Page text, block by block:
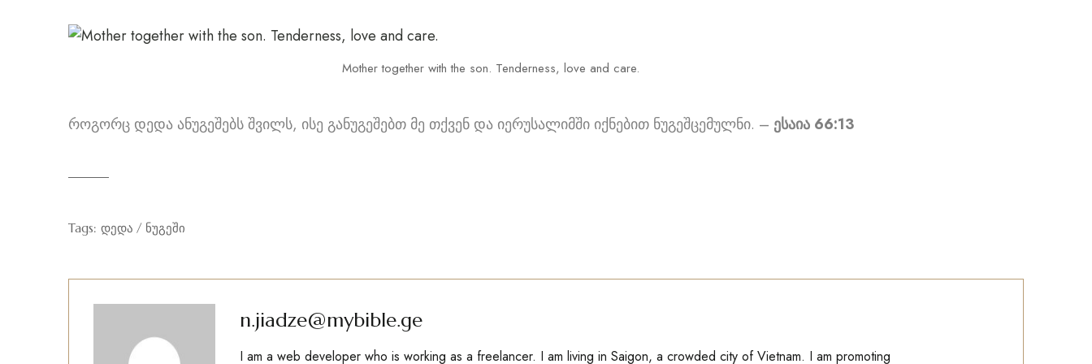
Mother together with the son. Tenderness, love and care.
როგორც დედა ანუგეშებს შვილს, ისე განუგეშებთ მე თქვენ და იერუსალიმში იქნებით ნუგეშცემულნი. – ესაია 66:13
Tags: დედა ნუგეში
n.jiadze@mybible.ge
I am a web developer who is working as a freelancer. I am living in Saigon, a crowded city of Vietnam. I am promoting